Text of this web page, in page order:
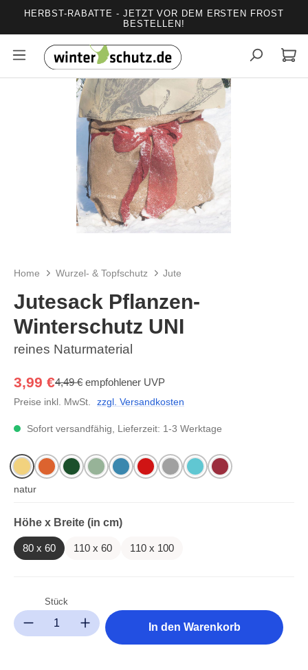
springen
HERBST-RABATTE - JETZT VOR DEM ERSTEN FROST
BESTELLEN!
Bildergalerie überspringen
Home Wurzel- & Topfschutz Jute
Jutesack Pflanzen-
Winterschutz UNI
reines Naturmaterial
3,99 €4,49 € empfohlener UVP
Preise inkl. MwSt. zzgl. Versandkosten
Sofort versandfähig, Lieferzeit: 1-3 Werktage
Höhe x Breite (in cm)auswählen
80 x 60 110 x 60 110 x 100
naturterrakotta
grünschilfgrün
petrolrot graueisblauwaldbeere
Produkt Anzahl: Gib den gewünschten Wert ein oder benutze die
Stück
In den Warenkorb